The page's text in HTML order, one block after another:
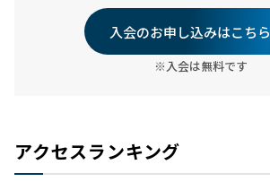
入会のお申し込みはこちら
※入会は無料です
アクセスランキング